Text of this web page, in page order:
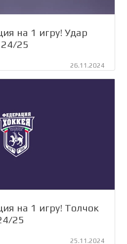
на 1 игру! Удар
24/25
26.11.2024
на 1 игру! Толчок
25
25.11.2024